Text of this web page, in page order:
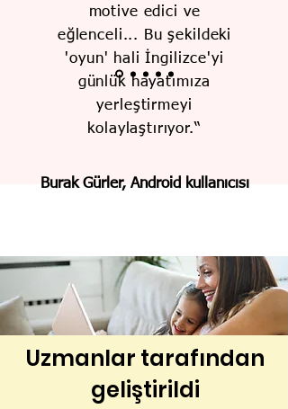
motive edici ve
eğlenceli... Bu şekildeki
'oyun' hali İngilizce'yi
günlük hayatımıza
yerleştirmeyi
kolaylaştırıyor.“
Burak Gürler, Android kullanıcısı
Uzmanlar tarafından
geliştirildi